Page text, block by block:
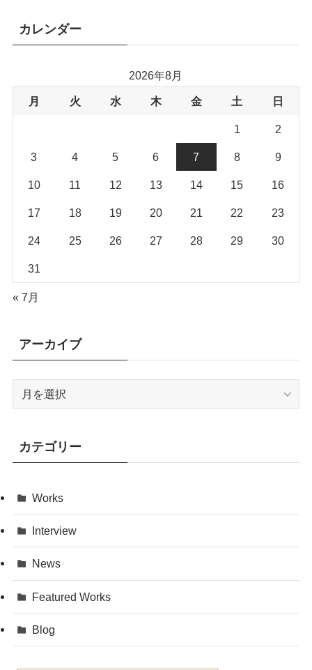
カレンダー
2026年8月
月 火 水 木 金 土 日
1 2
3 4 5 6 7 8 9
10 11 12 13 14 15 16
17 18 19 20 21 22 23
24 25 26 27 28 29 30
31
« 7月
アーカイブ
ブ
カテゴリー
Works
Interview
News
Featured Works
Blog